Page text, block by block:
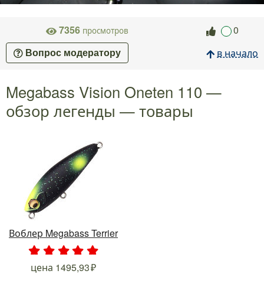
7356 просмотров 0
Вопрос модератору в начало
Megabass Vision Oneten 110 —
обзор легенды — товары
Воблер Megabass Terrier
. . . . .
цена 1495,93